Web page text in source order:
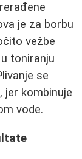
je za borbu
vežbe
toniranju
se
kombinuje
vode.